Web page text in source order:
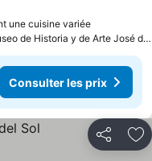
une cuisine variée
de Historia y de Arte José de
Consulter les prix
Partager